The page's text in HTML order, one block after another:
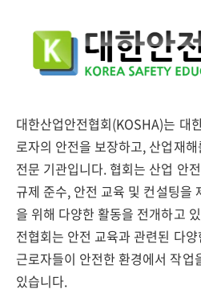
대한산업안전협회(KOSHA)는 대
로자의 안전을 보장하고, 산업재
전문 기관입니다. 협회는 산업 안
규제 준수, 안전 교육 및 컨설팅을
을 위해 다양한 활동을 전개하고
전협회는 안전 교육과 관련된 다
근로자들이 안전한 환경에서 작업
있습니다.